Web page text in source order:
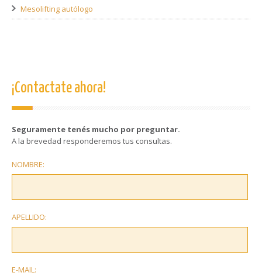
Mesolifting autólogo
¡Contactate ahora!
Seguramente tenés mucho por preguntar.
A la brevedad responderemos tus consultas.
NOMBRE:
APELLIDO:
E-MAIL: